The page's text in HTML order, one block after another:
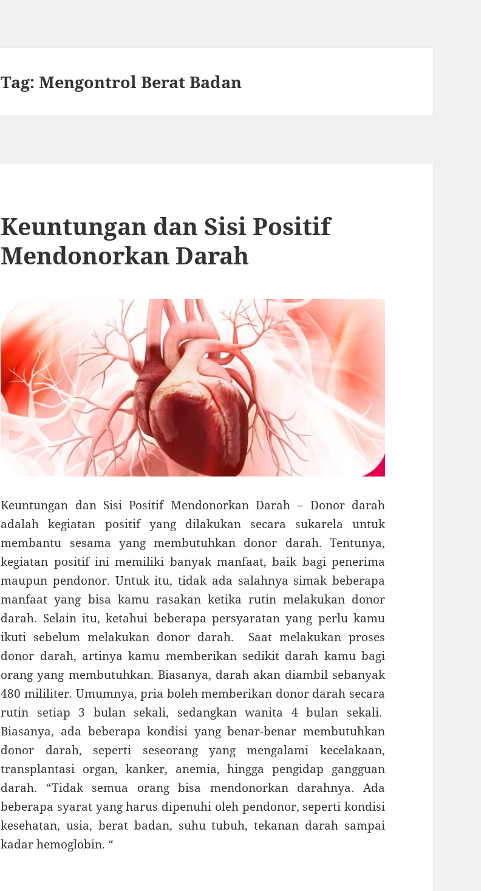
Tag:Mengontrol Berat Badan
Keuntungan dan Sisi Positif
Mendonorkan Darah
Keuntungan dan Sisi Positif Mendonorkan Darah – Donor darah
adalah kegiatan positif yang dilakukan secara sukarela untuk
membantu sesama yang membutuhkan donor darah. Tentunya,
kegiatan positif ini memiliki banyak manfaat, baik bagi penerima
maupun pendonor. Untuk itu, tidak ada salahnya simak beberapa
manfaat yang bisa kamu rasakan ketika rutin melakukan donor
darah. Selain itu, ketahui beberapa persyaratan yang perlu kamu
ikuti sebelum melakukan donor darah. Saat melakukan proses
donor darah, artinya kamu memberikan sedikit darah kamu bagi
orang yang membutuhkan. Biasanya, darah akan diambil sebanyak
480 mililiter. Umumnya, pria boleh memberikan donor darah secara
rutin setiap 3 bulan sekali, sedangkan wanita 4 bulan sekali.
Biasanya, ada beberapa kondisi yang benar-benar membutuhkan
donor darah, seperti seseorang yang mengalami kecelakaan,
transplantasi organ, kanker, anemia, hingga pengidap gangguan
darah. “Tidak semua orang bisa mendonorkan darahnya. Ada
beberapa syarat yang harus dipenuhi oleh pendonor, seperti kondisi
kesehatan, usia, berat badan, suhu tubuh, tekanan darah sampai
kadar hemoglobin. “